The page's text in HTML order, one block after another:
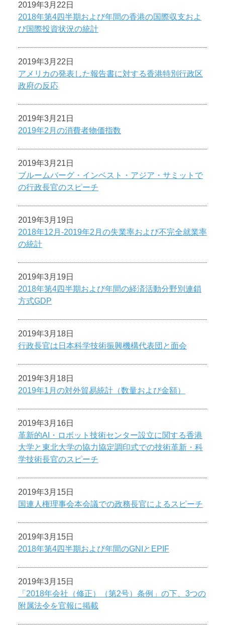
2019年3月22日
2018年第4四半期および年間の香港の国際収支およ
び国際投資状況の統計
2019年3月22日
アメリカの発表した報告書に対する香港特別行政区
政府の反応
2019年3月21日
2019年2月の消費者物価指数
2019年3月21日
ブルームバーグ・インベスト・アジア・サミットで
の行政長官のスピーチ
2019年3月19日
2018年12月-2019年2月の失業率および不完全就業率
の統計
2019年3月19日
2018年第4四半期および年間の経済活動分野別連鎖
方式GDP
2019年3月18日
行政長官は日本科学技術振興機構代表団と面会
2019年3月18日
2019年1月の対外貿易統計（数量および金額）
2019年3月16日
革新的AI・ロボット技術センター設立に関する香港
大学と東北大学の協力協定調印式での技術革新・科
学技術長官のスピーチ
2019年3月15日
国連人権理事会本会議での政務長官によるスピーチ
2019年3月15日
2018年第4四半期および年間のGNIとEPIF
2019年3月15日
「2018年会社（修正）（第2号）条例」の下、3つの
附属法令を官報に掲載